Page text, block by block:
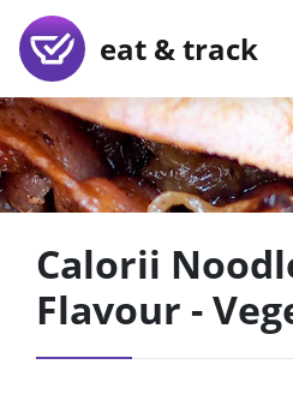
eat & track
Calorii
Flavour -